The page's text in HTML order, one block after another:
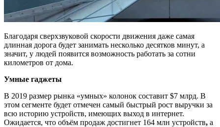
Благодаря сверхзвуковой скорости движения даже самая
длинная дорога будет занимать несколько десятков минут, а
значит, у людей появится возможность работать за сотни
километров от дома.
Умные гаджеты
В 2019 размер рынка «умных» колонок составит $7 млрд. В
этом сегменте будет отмечен самый быстрый рост выручки за
всю историю устройств, имеющих выход в интернет.
Ожидается, что объём продаж достигнет 164 млн устройств, а